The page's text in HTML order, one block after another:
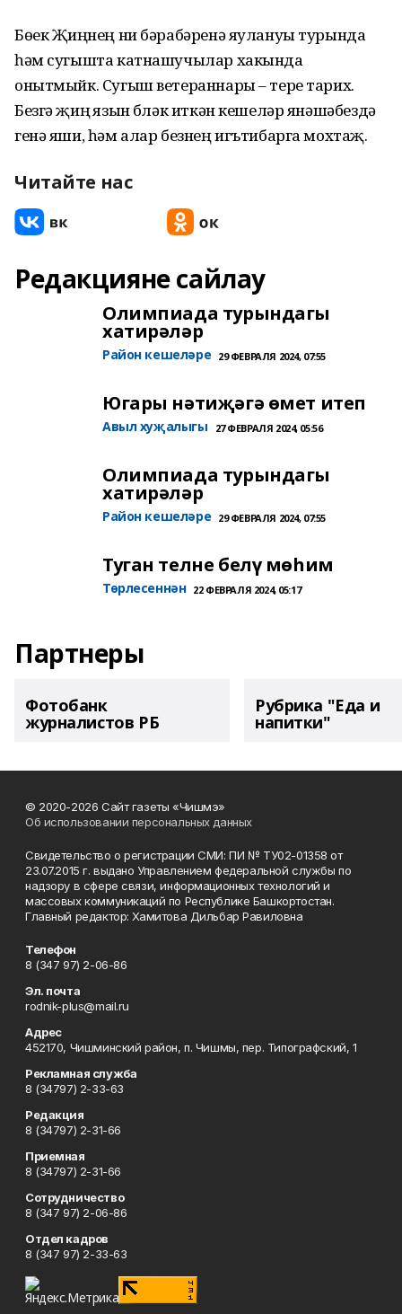
Бөек Җиңүнең ни бәрабәренә яулануы турында
һәм сугышта катнашучылар хакында
онытмыйк. Сугыш ветераннары – тере тарих.
Безгә җиңү язын бүләк иткән кешеләр янәшәбездә
генә яши, һәм алар безнең игътибарга мохтаҗ.
Читайте нас
Редакцияне сайлау
Олимпиада турындагы
хатирәләр
Район кешеләре 29 ФЕВРАЛЯ 2024, 07:55
Югары нәтиҗәгә өмет итеп
Авыл хуҗалыгы 27 ФЕВРАЛЯ 2024, 05:56
Олимпиада турындагы
хатирәләр
Район кешеләре 29 ФЕВРАЛЯ 2024, 07:55
Туган телне белү мөһим
Төрлесеннән 22 ФЕВРАЛЯ 2024, 05:17
Партнеры
Фотобанк
журналистов РБ
Рубрика "Еда и
напитки"
© 2020-2026 Сайт газеты «Чишмэ»
Об использовании персональных данных
Свидетельство о регистрации СМИ: ПИ № ТУ02-01358 от
23.07.2015 г. выдано Управлением федеральной службы по
надзору в сфере связи, информационных технологий и
массовых коммуникаций по Республике Башкортостан.
Главный редактор: Хамитова Дильбар Равиловна
Телефон
8 (347 97) 2-06-86
Эл. почта
rodnik-plus@mail.ru
Адрес
452170, Чишминский район, п. Чишмы, пер. Типографский, 1
Рекламная служба
8 (34797) 2-33-63
Редакция
8 (34797) 2-31-66
Приемная
8 (34797) 2-31-66
Сотрудничество
8 (347 97) 2-06-86
Отдел кадров
8 (347 97) 2-33-63